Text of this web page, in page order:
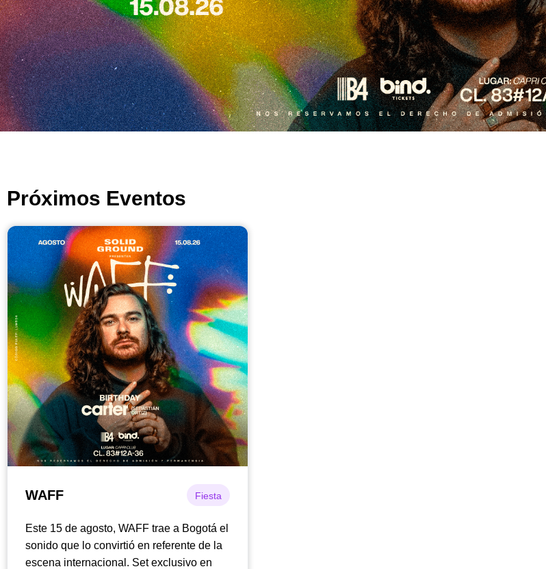
Próximos Eventos
WAFF Fiesta
Este 15 de agosto, WAFF trae a Bogotá el
sonido que lo convirtió en referente de la
escena internacional. Set exclusivo en